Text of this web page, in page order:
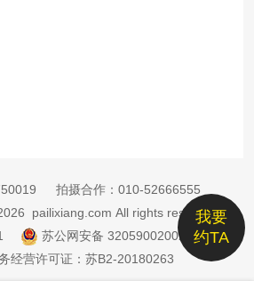
我要
约TA
拍摄合作： 010-52666555
pailixiang.com All rights reserved
苏公网安备 32059002002885号
经营许可证：苏B2-20180263